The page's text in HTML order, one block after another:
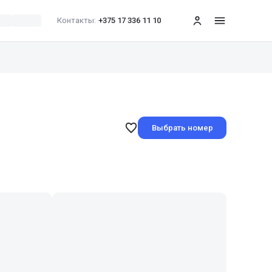
Контакты: +375 17 336 11 10 меню
Выбрать номер